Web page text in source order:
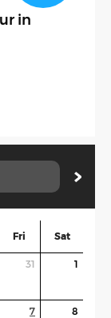
in
Fri Sat
31 1
7 8